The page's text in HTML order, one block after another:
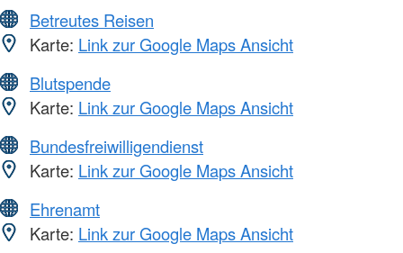
Betreutes Reisen
Karte: Link zur Google Maps Ansicht
Blutspende
Karte: Link zur Google Maps Ansicht
Bundesfreiwilligendienst
Karte: Link zur Google Maps Ansicht
Ehrenamt
Karte: Link zur Google Maps Ansicht